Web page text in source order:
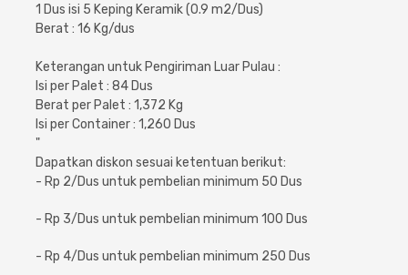
Aksesoris Perabot
Scaffolding
Konstruksi
Atap & Lantai
Cat dan Kimia
Semen & Sejenisnya
1 Dus isi 5 Keping Keramik (0.9 m2/Dus)
Berat : 16 Kg/dus
Keterangan untuk Pengiriman Luar Pulau :
Isi per Palet : 84 Dus
Berat per Palet : 1,372 Kg
Isi per Container : 1,260 Dus
"
Dapatkan diskon sesuai ketentuan berikut:
- Rp 2/Dus untuk pembelian minimum 50 Dus
- Rp 3/Dus untuk pembelian minimum 100 Dus
- Rp 4/Dus untuk pembelian minimum 250 Dus